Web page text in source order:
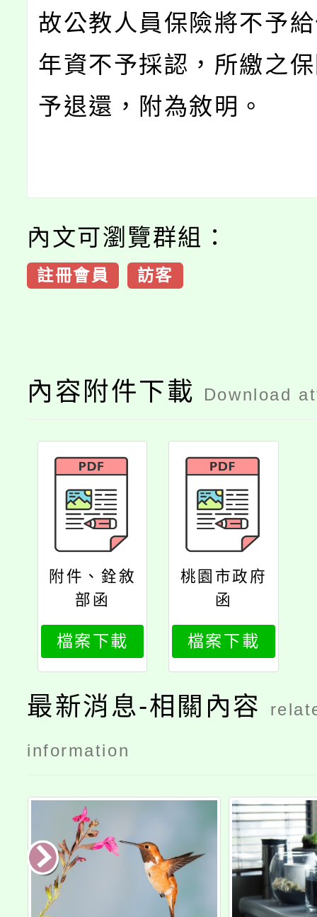
故公教人員保險將不予
年資不予採認，所繳之
予退還，附為敘明。
內文可瀏覽群組：
註冊會員 訪客
內容附件下載 Download
附件、銓敘
部函
檔案下載
桃園市政府
函
檔案下載
最新消息-相關內容
information